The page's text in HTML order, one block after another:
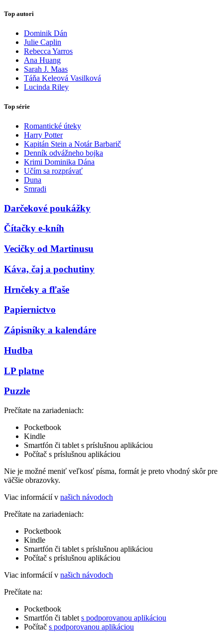
Top autori
Dominik Dán
Julie Caplin
Rebecca Yarros
Ana Huang
Sarah J. Maas
Táňa Keleová Vasilková
Lucinda Riley
Top série
Romantické úteky
Harry Potter
Kapitán Stein a Notár Barbarič
Denník odvážneho bojka
Krimi Dominika Dána
Učím sa rozprávať
Duna
Smradi
Darčekové poukážky
Čítačky e-kníh
Vecičky od Martinusu
Káva, čaj a pochutiny
Hrnčeky a fľaše
Papiernictvo
Zápisníky a kalendáre
Hudba
LP platne
Puzzle
Prečítate na zariadeniach:
Pocketbook
Kindle
Smartfón či tablet s príslušnou aplikáciou
Počítač s príslušnou aplikáciou
Nie je možné meniť veľkosť písma, formát je preto vhodný skôr pre
väčšie obrazovky.
Viac informácií v našich návodoch
Prečítate na zariadeniach:
Pocketbook
Kindle
Smartfón či tablet s príslušnou aplikáciou
Počítač s príslušnou aplikáciou
Viac informácií v našich návodoch
Prečítate na:
Pocketbook
Smartfón či tablet s podporovanou aplikáciou
Počítač s podporovanou aplikáciou